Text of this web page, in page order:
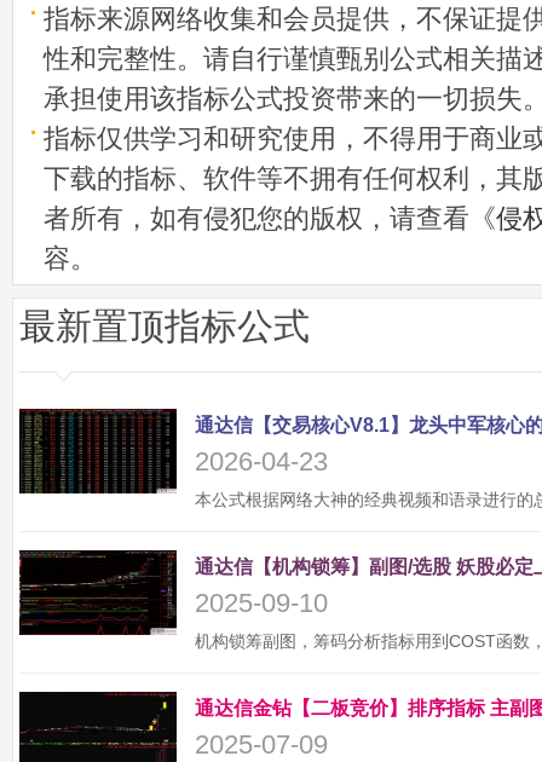
指标来源网络收集和会员提供，不保证提
性和完整性。请自行谨慎甄别公式相关描
承担使用该指标公式投资带来的一切损失
指标仅供学习和研究使用，不得用于商业
下载的指标、软件等不拥有任何权利，其
者所有，如有侵犯您的版权，请查看《侵
容。
最新置顶指标公式
2026-04-23
2025-09-10
2025-07-09